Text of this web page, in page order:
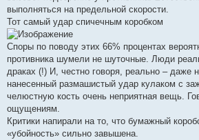
выполняться на предельной скорости.
Тот самый удар спичечным коробком
Споры по поводу этих 66% процентах
противника шумели не шуточные. Люди
драках (!) И, честно говоря, реально – даже
нанесенный размашистый удар кулаком с
челюстную кость очень неприятная вещь.
ощущениям.
Критики напирали на то, что бумажный
«убойность» сильно завышена.